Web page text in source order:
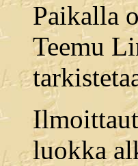
Paikalla
Teemu
luokka